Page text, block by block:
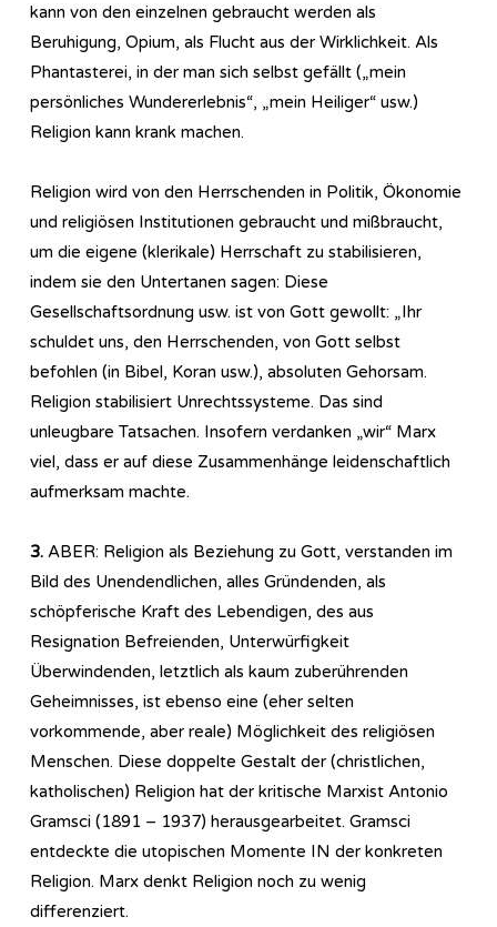
kann von den einzelnen gebraucht werden als
Beruhigung, Opium, als Flucht aus der Wirklichkeit. Als
Phantasterei, in der man sich selbst gefällt („mein
persönliches Wundererlebnis“, „mein Heiliger“ usw.)
Religion kann krank machen.
Religion wird von den Herrschenden in Politik, Ökonomie
und religiösen Institutionen gebraucht und mißbraucht,
um die eigene (klerikale) Herrschaft zu stabilisieren,
indem sie den Untertanen sagen: Diese
Gesellschaftsordnung usw. ist von Gott gewollt: „Ihr
schuldet uns, den Herrschenden, von Gott selbst
befohlen (in Bibel, Koran usw.), absoluten Gehorsam.
Religion stabilisiert Unrechtssysteme. Das sind
unleugbare Tatsachen. Insofern verdanken „wir“ Marx
viel, dass er auf diese Zusammenhänge leidenschaftlich
aufmerksam machte.
3. ABER: Religion als Beziehung zu Gott, verstanden im
Bild des Unendendlichen, alles Gründenden, als
schöpferische Kraft des Lebendigen, des aus
Resignation Befreienden, Unterwürfigkeit
Überwindenden, letztlich als kaum zuberührenden
Geheimnisses, ist ebenso eine (eher selten
vorkommende, aber reale) Möglichkeit des religiösen
Menschen. Diese doppelte Gestalt der (christlichen,
katholischen) Religion hat der kritische Marxist Antonio
Gramsci (1891 – 1937) herausgearbeitet. Gramsci
entdeckte die utopischen Momente IN der konkreten
Religion. Marx denkt Religion noch zu wenig
differenziert.